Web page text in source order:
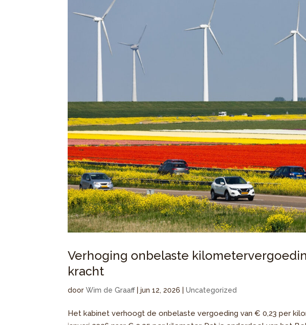
Verhoging onbelaste
kracht
doorWim de Graaff|jun 12, 2026 |Uncategorized
Het kabinet verhoogt de onbelaste vergoeding van € 0,23 per